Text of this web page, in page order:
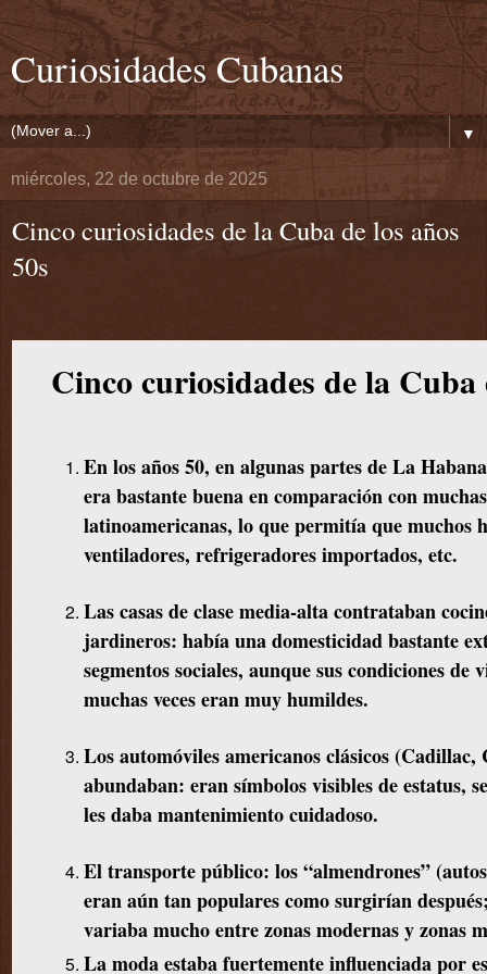
Curiosidades Cubanas
▼
miércoles, 22 de octubre de 2025
Cinco curiosidades de la Cuba de los años
50s
Cinco curiosidades de la Cuba
En los años 50, en algunas partes de La
era bastante buena en comparación con
latinoamericanas, lo que permitía que muchos
ventiladores, refrigeradores importados, etc.
Las casas de clase media-alta contrataban
jardineros: había una domesticidad bastante
segmentos sociales, aunque sus condiciones
muchas veces eran muy humildes.
Los automóviles americanos clásicos
abundaban: eran símbolos visibles de estatus,
les daba mantenimiento cuidadoso.
El transporte público: los “almendrones”
eran aún tan populares como surgirían
variaba mucho entre zonas modernas y zonas
La moda estaba fuertemente influenciada por